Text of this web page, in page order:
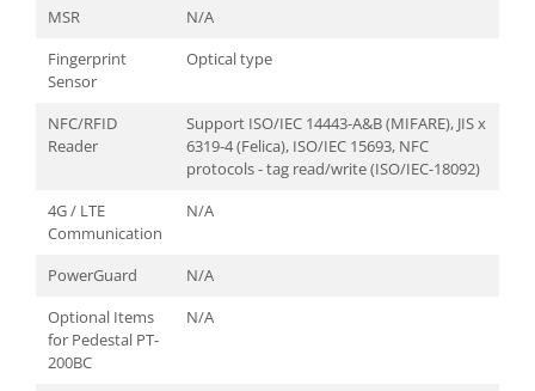
MSR
N/A
Fingerprint
Sensor
Optical type
NFC/RFID
Reader
Support ISO/IEC 14443-A&B (MIFARE), JIS x
6319-4 (Felica), ISO/IEC 15693, NFC
protocols - tag read/write (ISO/IEC-18092)
4G / LTE
Communication
N/A
PowerGuard
N/A
Optional Items
for Pedestal PT-
200BC
N/A